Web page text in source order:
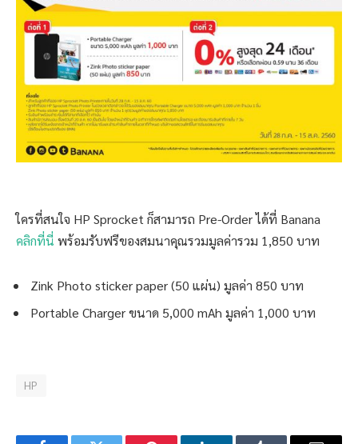
ใครที่สนใจ HP Sprocket ก็สามารถ Pre-Order ได้ที่ Banana
คลิกที่นี่ พร้อมรับฟรีของสมนาคุณรวมมูลค่ารวม 1,850 บาท
Zink Photo sticker paper (50 แผ่น) มูลค่า 850 บาท
Portable Charger ขนาด 5,000 mAh มูลค่า 1,000 บาท
HP